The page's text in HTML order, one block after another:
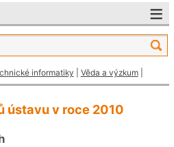
informatiky Věda a výzkum|
ústavu v roce 2010